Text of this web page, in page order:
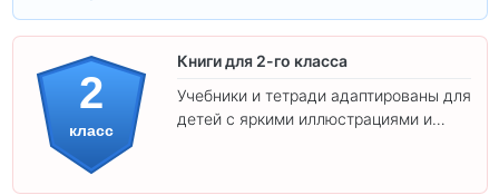
2
класс
Книги для 2-го класса
Учебники и тетради адаптированы для
детей с яркими иллюстрациями и